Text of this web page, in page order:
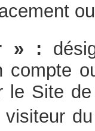
» :
compte
le Site